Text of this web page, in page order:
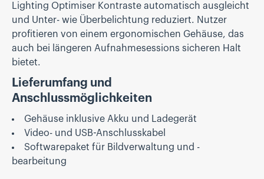
Lighting Optimiser Kontraste automatisch ausgleicht
und Unter- wie Überbelichtung reduziert. Nutzer
profitieren von einem ergonomischen Gehäuse, das
auch bei längeren Aufnahmesessions sicheren Halt
bietet.
Lieferumfang und
Anschlussmöglichkeiten
Gehäuse inklusive Akku und Ladegerät
Video- und USB-Anschlusskabel
Softwarepaket für Bildverwaltung und -
bearbeitung